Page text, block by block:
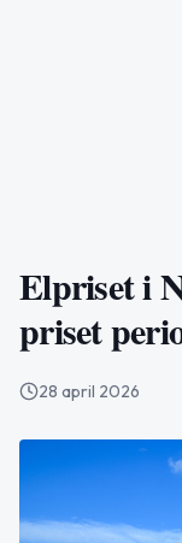
Elpriset i
priset
28 april 2026